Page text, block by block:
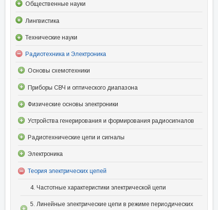
Общественные науки
Лингвистика
Технические науки
Радиотехника и Электроника
Основы схемотехники
Приборы СВЧ и оптического диапазона
Физические основы электроники
Устройства генерирования и формирования радиосигналов
Радиотехнические цепи и сигналы
Электроника
Теория электрических цепей
4. Частотные характеристики электрической цепи
5. Линейные электрические цепи в режиме периодических